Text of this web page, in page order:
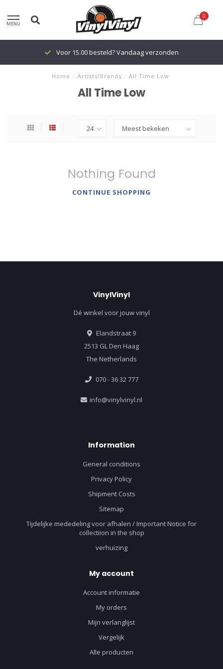
MENU
0
Voor 15.00 besteld? Vandaag verzonden
Home / Artists/Brands / All Time Low
All Time Low
Nothing Found
CONTINUE SHOPPING
VinylVinyl
Dé winkel voor jouw vinyl
Elandstraat 9
2513 GL Den Haag
The Netherlands
070 - 36 32 777
info@vinylvinyl.nl
Information
General conditions
Privacy Policy
Shipment Costs
Sitemap
Tijdelijke mededeling voor afhalen / Important Notice for
collectiion in the shop
verhuizing
My account
Account informatie
My orders
Mijn verlanglijst
Vergelijk
Alle producten